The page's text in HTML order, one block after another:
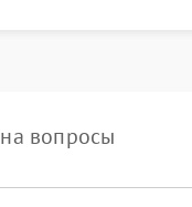
вопросы